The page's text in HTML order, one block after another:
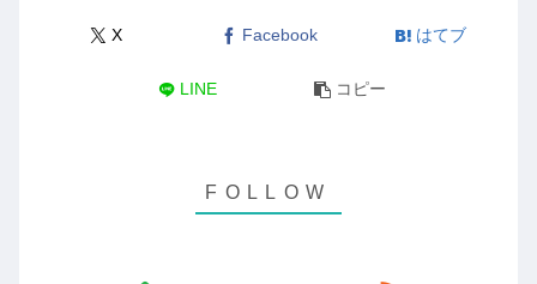
X Facebook はてブ
LINE コピー